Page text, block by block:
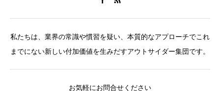
私たちは、業界の常識や慣習を疑い、本質的なアプローチでこれ
までにない新しい付加価値を生みだすアウトサイダー集団です。
お気軽にお問合せください